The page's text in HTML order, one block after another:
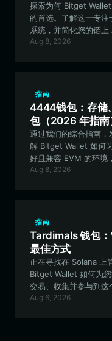
探索为何 Bitget
的首选。了解这一专
系统，并简化您的链上
Aug 8, 2026
指南
4444钱包：存储
包（2026 年指南
通过我们的综合指南
解 Bitget Wallet 如何
好且兼容 EVM 的环境
化金融。
Aug 8, 2026
指南
Tardimals 钱包
最佳方式
正在寻找在 Solana 上
Bitget Wallet 如何为
交易、收集并参与到这
Aug 6, 2026